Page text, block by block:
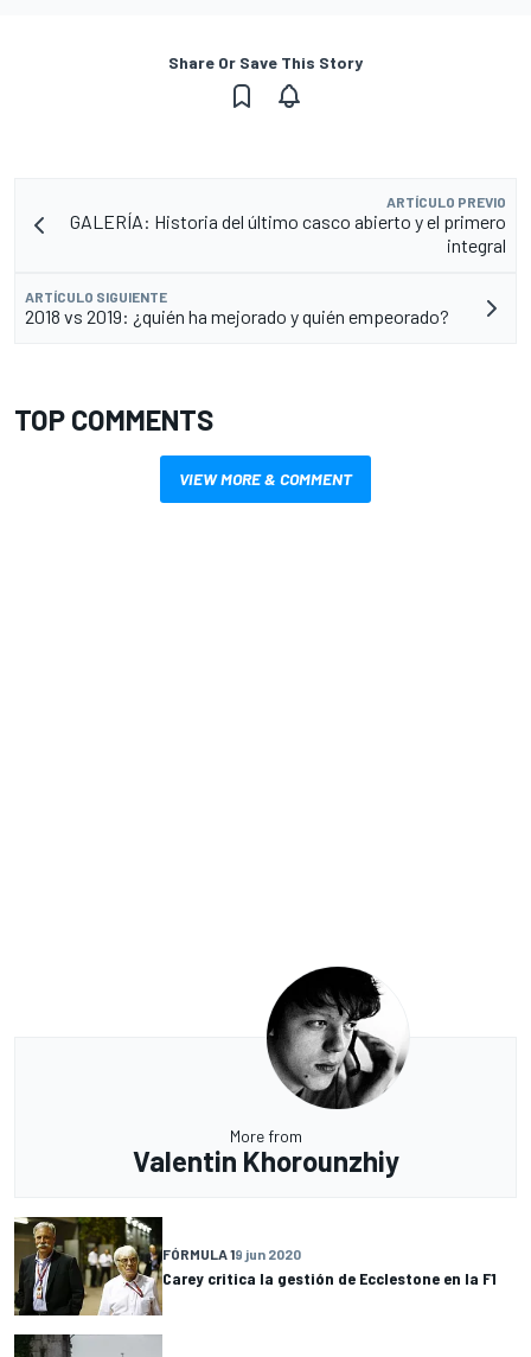
Share Or Save This Story
ARTÍCULO PREVIO
GALERÍA: Historia del último casco abierto y el primero
integral
ARTÍCULO SIGUIENTE
2018 vs 2019: ¿quién ha mejorado y quién empeorado?
TOP COMMENTS
VIEW MORE & COMMENT
More from
Valentin Khorounzhiy
FÓRMULA 19 jun 2020
Carey critica la gestión de Ecclestone en la F1